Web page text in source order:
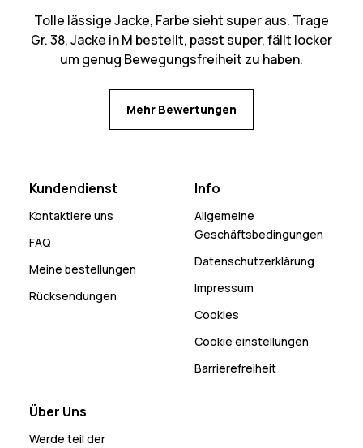
Tolle lässige Jacke, Farbe sieht super aus. Trage
Gr. 38, Jacke in M bestellt, passt super, fällt locker
um genug Bewegungsfreiheit zu haben.
Mehr Bewertungen
Kundendienst
Kontaktiere uns
FAQ
Meine bestellungen
Rücksendungen
Info
Allgemeine
Geschäftsbedingungen
Datenschutzerklärung
Impressum
Cookies
Cookie einstellungen
Barrierefreiheit
Über Uns
Werde teil der